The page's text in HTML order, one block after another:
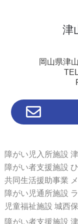
津
岡山県津
障がい児入所施設
障がい者支援施設
共同生活援助事業
障がい児通所施設
児童福祉施設 城西
障がい者支援施設